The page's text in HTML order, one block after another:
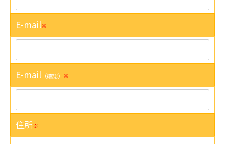
E-mail※
E-mail （確認） ※
住所※